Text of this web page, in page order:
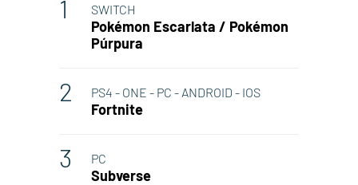
SWITCH
Pokémon Escarlata / Pokémon
Púrpura
PS4 - ONE - PC - ANDROID - IOS
Fortnite
PC
Subverse